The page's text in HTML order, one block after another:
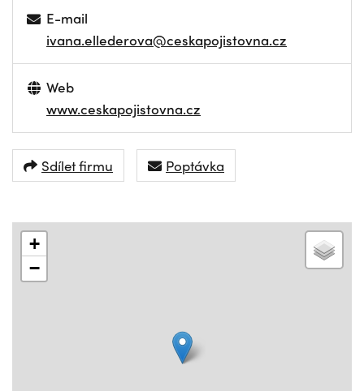
E-mail
ivana.ellederova@ceskapojistovna.cz
Web
www.ceskapojistovna.cz
Sdílet firmu Poptávka
+
−